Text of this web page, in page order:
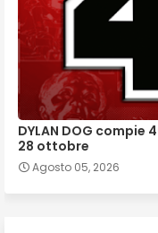
DYLAN DOG compie
28 ottobre
Agosto 05, 2026